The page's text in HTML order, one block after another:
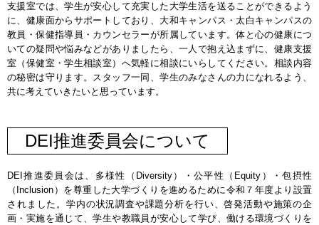
支援室では、学生が安心して充実した大学生活を送ることができるよう
に、健康面からサポートしており、大和キャンパス・太白キャンパスの
教員・保健指導員・カウンセラーが所属しています。体と心の健康につ
いての疑問や悩みなどがありましたら、一人で抱え込まずに、健康支援
室（保健室・学生相談室）へ気軽に相談にいらしてください。相談内容
の秘密は守ります。スタッフ一同、学生のみなさんの力になれるよう、
共に考えていきたいと思っています。
DEI推進委員会について
DEI推進委員会は、多様性（Diversity）・公平性（Equity）・包摂性
（Inclusion）を尊重した大学づくりを進めるために令和７年度より設置
されました。学内の状況調査や課題分析を行い、啓発活動や施策の企
画・実施を通じて、学生や教職員が安心して学び、働ける環境づくりを